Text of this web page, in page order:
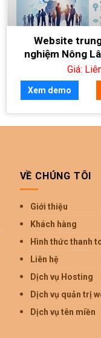
Website
nghiệm Nông
Giá:
Xem demo
VỀ CHÚNG TÔI
Giới thiệu
Khách hàng
Hình thức thanh
Liên hệ
Dịch vụ Hosting
Dịch vụ quản trị
Dịch vụ tên miền